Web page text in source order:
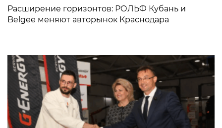
Расширение горизонтов: РОЛЬФ Кубань и
Belgee меняют авторынок Краснодара